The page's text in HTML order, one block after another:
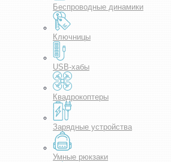
Беспроводные динамики
Ключницы
USB-хабы
Квадрокоптеры
Зарядные устройства
Умные рюкзаки